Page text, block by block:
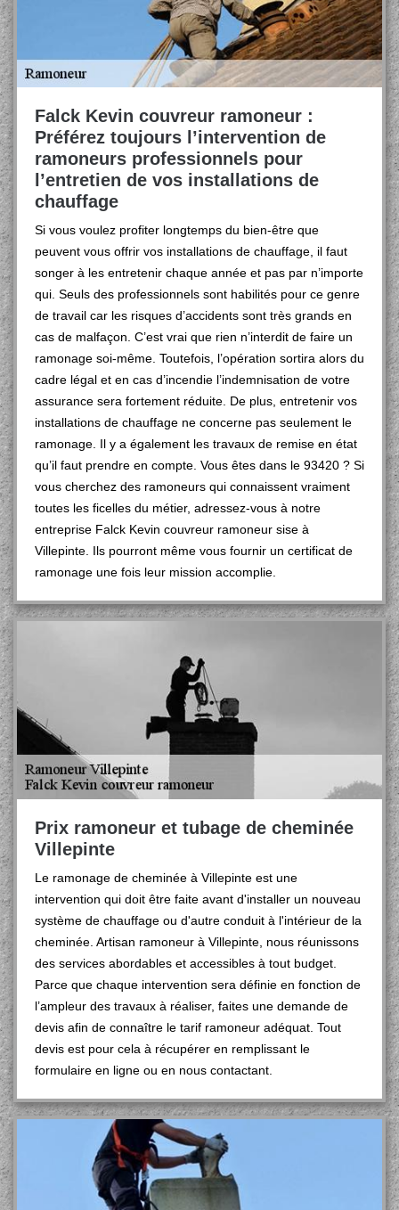
Falck Kevin couvreur ramoneur :
Préférez toujours l’intervention de
ramoneurs professionnels pour
l’entretien de vos installations de
chauffage
Si vous voulez profiter longtemps du bien-être que
peuvent vous offrir vos installations de chauffage, il faut
songer à les entretenir chaque année et pas par n’importe
qui. Seuls des professionnels sont habilités pour ce genre
de travail car les risques d’accidents sont très grands en
cas de malfaçon. C’est vrai que rien n’interdit de faire un
ramonage soi-même. Toutefois, l’opération sortira alors du
cadre légal et en cas d’incendie l’indemnisation de votre
assurance sera fortement réduite. De plus, entretenir vos
installations de chauffage ne concerne pas seulement le
ramonage. Il y a également les travaux de remise en état
qu’il faut prendre en compte. Vous êtes dans le 93420 ? Si
vous cherchez des ramoneurs qui connaissent vraiment
toutes les ficelles du métier, adressez-vous à notre
entreprise Falck Kevin couvreur ramoneur sise à
Villepinte. Ils pourront même vous fournir un certificat de
ramonage une fois leur mission accomplie.
Prix ramoneur et tubage de cheminée
Villepinte
Le ramonage de cheminée à Villepinte est une
intervention qui doit être faite avant d'installer un nouveau
système de chauffage ou d'autre conduit à l'intérieur de la
cheminée. Artisan ramoneur à Villepinte, nous réunissons
des services abordables et accessibles à tout budget.
Parce que chaque intervention sera définie en fonction de
l’ampleur des travaux à réaliser, faites une demande de
devis afin de connaître le tarif ramoneur adéquat. Tout
devis est pour cela à récupérer en remplissant le
formulaire en ligne ou en nous contactant.